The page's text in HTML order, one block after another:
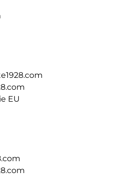
GRSzertifizierten
wir mit Sicherheit wissen,
wie wir sie bewerben.
GROSSZÜGIG
Ihr Smartphone. Sie ist auch
für bis zu 3 Karten.
Rückseite für freihändiges und
EU